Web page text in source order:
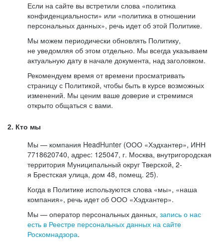
Если на сайте вы встретили слова «политика
конфиденциальности» или «политика в отношении
персональных данных», речь идет об этой Политике.
Мы можем периодически обновлять Политику,
не уведомляя об этом отдельно. Мы всегда указываем
актуальную дату в начале документа, над заголовком.
Рекомендуем время от времени просматривать
страницу с Политикой, чтобы быть в курсе возможных
изменений. Мы ценим ваше доверие и стремимся
открыто общаться с вами.
2. Кто мы
Мы — компания HeadHunter (ООО «Хэдхантер», ИНН
7718620740, адрес: 125047, г. Москва, внутригородская
территория Муниципальный округ Тверской, 2-
я Брестская улица, дом 48, помещ. 25).
Когда в Политике используются слова «мы», «наша
компания», речь идет об ООО «Хэдхантер».
Мы — оператор персональных данных, запись о нас
есть в Реестре персональных данных на сайте
Роскомнадзора.